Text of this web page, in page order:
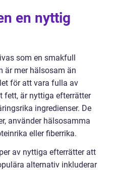
en nyttig
som en smakfull
är mer hälsosam än
för att vara fulla av
fett, är nyttiga efterrätter
ingredienser. De
använder hälsosamma
eller fiberrika.
av nyttiga efterrätter att
alternativ inkluderar